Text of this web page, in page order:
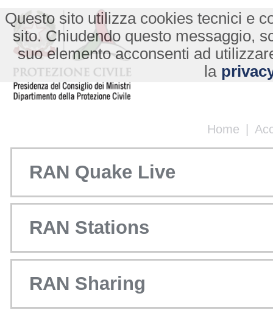
Home |
Questo sito utilizza cookies tecnici e
sito. Chiudendo questo messaggio,
suo elemento acconsenti ad
la
RAN Quake Live
RAN Stations
RAN Sharing